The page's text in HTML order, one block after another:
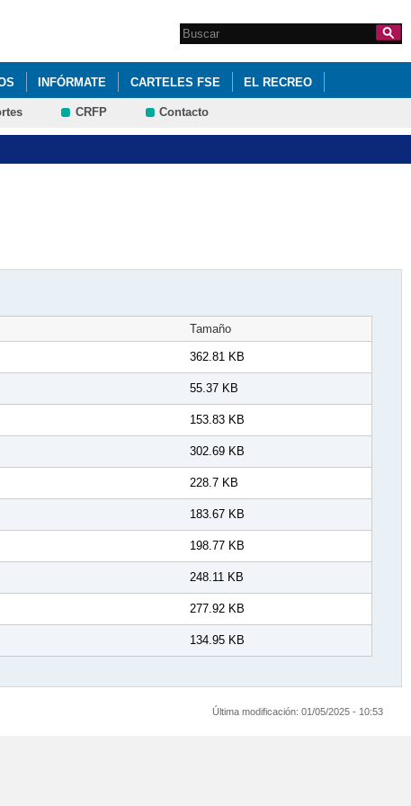
Formulario de
búsqueda
Search this site
INFÓRMATE CARTELES FSE EL RECREO
DE SANTIAGO
CRFP Contacto
Tamaño
362.81 KB
55.37 KB
153.83 KB
302.69 KB
228.7 KB
183.67 KB
198.77 KB
248.11 KB
277.92 KB
134.95 KB
Última modificación: 01/05/2025 - 10:53